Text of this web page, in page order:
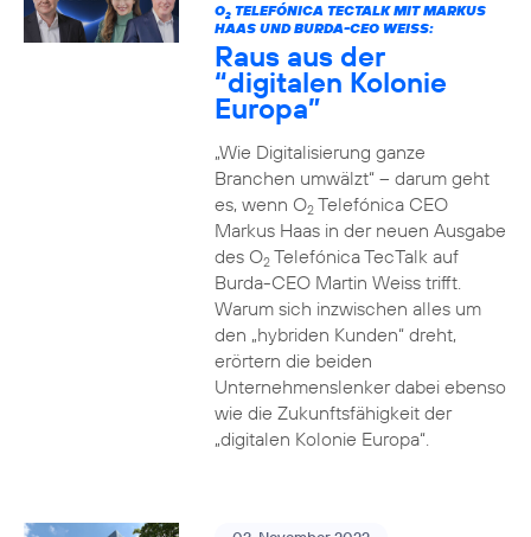
O2TELEFÓNICA TECTALK MIT MARKUS
HAAS UND BURDA-CEO WEISS:
Raus aus der
“digitalen Kolonie
Europa”
„Wie Digitalisierung ganze
Branchen umwälzt“ – darum geht
es, wenn O2Telefónica CEO
Markus Haas in der neuen Ausgabe
des O2Telefónica TecTalk auf
Burda-CEO Martin Weiss trifft.
Warum sich inzwischen alles um
den „hybriden Kunden“ dreht,
erörtern die beiden
Unternehmenslenker dabei ebenso
wie die Zukunftsfähigkeit der
„digitalen Kolonie Europa“.